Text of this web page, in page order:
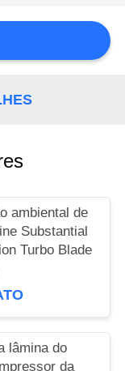
ambiental de
Substantial
Turbo Blade
lâmina do
da